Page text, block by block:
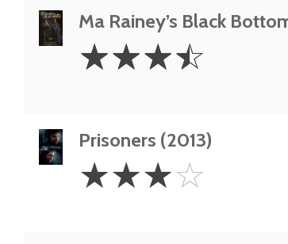
Ma Rainey’s Black
3.5
Stars
☆☆☆☆
Prisoners (2013)
Stars
☆☆☆☆